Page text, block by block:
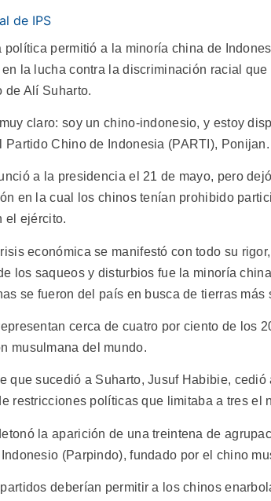
de IPS
política permitió a la minoría china de
la lucha contra la discriminación racial
de Alí Suharto.
claro: soy un chino-indonesio, y estoy
Partido Chino de Indonesia (PARTI), Ponijan.
a la presidencia el 21 de mayo, pero
en la cual los chinos tenían prohibido
el ejército.
económica se manifestó con todo su
los saqueos y disturbios fue la minoría
se fueron del país en busca de tierras más
cerca de cuatro por ciento de los
musulmana del mundo.
que sucedió a Suharto, Jusuf Habibie,
restricciones políticas que limitaba a tres el
la aparición de una treintena de
(Parpindo), fundado por el chino
deberían permitir a los chinos